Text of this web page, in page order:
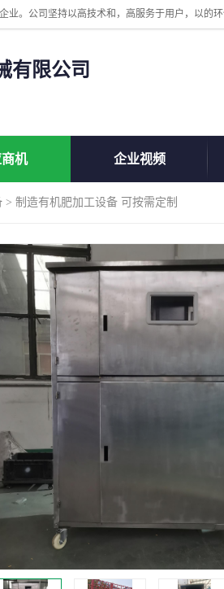
有限公司
机 企业视频
> 制造有机肥加工设备 可按需定制